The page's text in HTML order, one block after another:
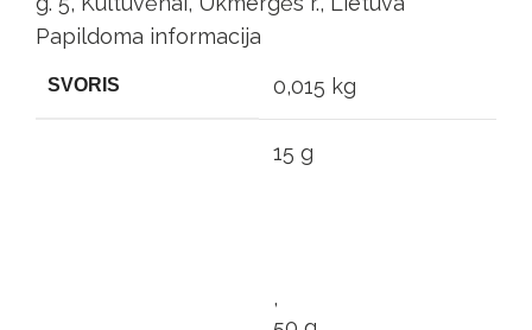
Papildoma informacija
SVORIS 0,015 kg
15 g
,